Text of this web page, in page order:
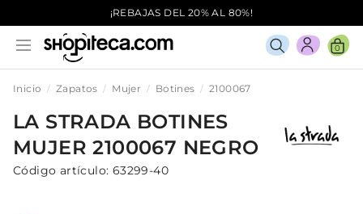
¡REBAJAS DEL 20% AL 80%!
0
Inicio Zapatos Mujer Botines 2100067
LA STRADA BOTINES
MUJER2100067 NEGRO
Código artículo: 63299-40